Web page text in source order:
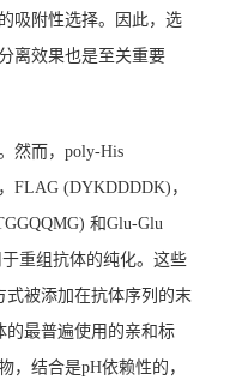
吸附性选择。因此，选
离效果也是至关重要
然而，poly-His
FLAG (DYKDDDDK)，
和Glu-Glu
重组抗体的纯化。这些
式被添加在抗体序列的末
的最普遍使用的亲和标
，结合是pH依赖性的，